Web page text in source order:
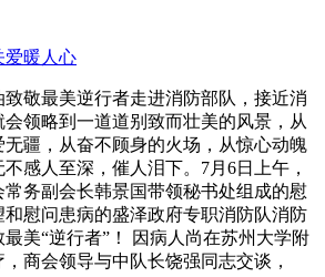
爱暖人心
敬最美逆行者走进消防部队，接近消
会领略到一道道别致而壮美的风景，从
疆，从奋不顾身的火场，从惊心动魄
感人至深，催人泪下。7月6日上午，
务副会长韩景国带领秘书处组成的慰
和慰问患病的盛泽政府专职消防队消防
最美“逆行者”！ 因病人尚在苏州大学附
商会领导与中队长饶强同志交谈，